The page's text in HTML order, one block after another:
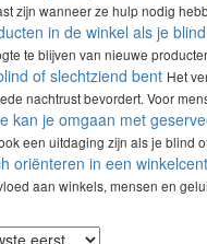
zijn wanneer ze hulp nodig
in de winkel als je
te blijven van nieuwe
of slechtziend bent Het
nachtrust bevordert. Voor
kan je omgaan met
een uitdaging zijn als je blind
oriënteren in een
aan winkels, mensen en